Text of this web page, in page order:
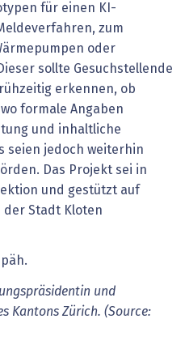
für einen KI-
zum
oder
sollte Gesuchstellende
erkennen, ob
formale Angaben
und inhaltliche
seien jedoch weiterhin
Das Projekt sei in
und gestützt auf
der Stadt Kloten
und
Kantons Zürich. (Source: